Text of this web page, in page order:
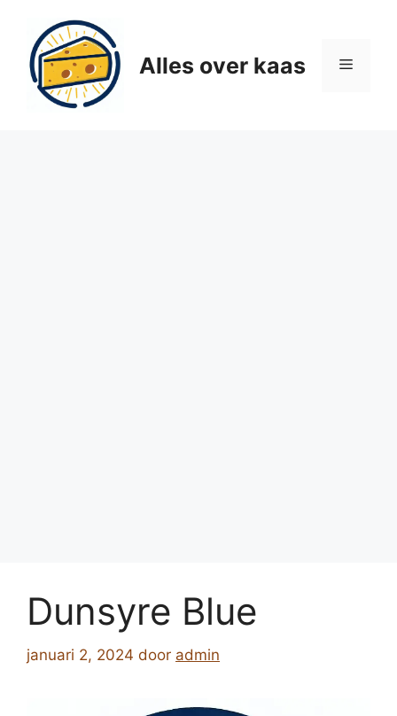
inhoud
Alles over kaas Menu
Dunsyre Blue
januari 2, 2024 door admin